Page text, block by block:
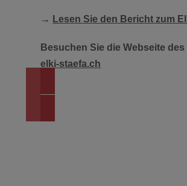
→ Lesen Sie den Bericht zum
Besuchen Sie die Webseite des
elki-staefa.ch